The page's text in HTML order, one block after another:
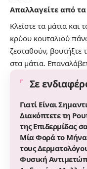
Απαλλαγείτε από
Κλείστε τα μάτια και
κρύου κουταλιού
ζεσταθούν, βουτήξτε
στα μάτια.
Σε
Γιατί Είναι
Διακόπτετε τη
της Επιδερμίδας
Μία Φορά το
τους
Φυσική